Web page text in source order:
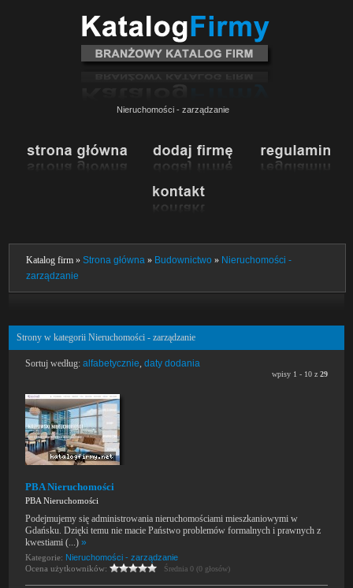
Nieruchomości - zarządzanie
Katalog firm »Strona główna » Budownictwo » Nieruchomości -
zarządzanie
Strony w kategorii Nieruchomości - zarządzanie
Sortuj według:alfabetycznie,daty dodania
wpisy 1 - 10 z 29
PBA Nieruchomości
PBA Nieruchomości
Podejmujemy się administrowania nieruchomościami mieszkaniowymi w
Gdańsku. Dzięki temu nie macie Państwo problemów formalnych i prawnych z
kwestiami (...)»
Kategorie: Nieruchomości - zarządzanie
Ocena użytkowników:
Średnia 0 (0 głosów)